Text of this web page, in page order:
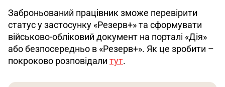
Заброньований працівник зможе перевірити
статус у застосунку «Резерв+» та сформувати
військово-обліковий документ на порталі «Дія»
або безпосередньо в «Резерв+». Як це зробити –
покроково розповідали тут.